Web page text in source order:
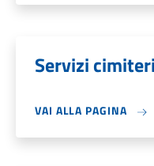
Servizi
VAI ALLA PAGINA